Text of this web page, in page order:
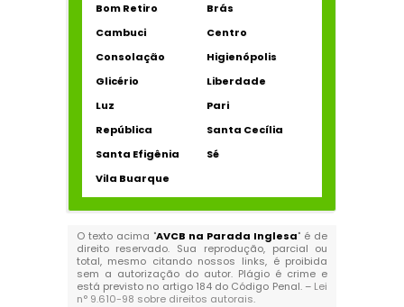
Bom Retiro
Brás
Cambuci
Centro
Consolação
Higienópolis
Glicério
Liberdade
Luz
Pari
República
Santa Cecília
Santa Efigênia
Sé
Vila Buarque
O texto acima "AVCB na Parada Inglesa" é de
direito reservado. Sua reprodução, parcial ou
total, mesmo citando nossos links, é proibida
sem a autorização do autor. Plágio é crime e
está previsto no artigo 184 do Código Penal. – Lei
n° 9.610-98 sobre direitos autorais.